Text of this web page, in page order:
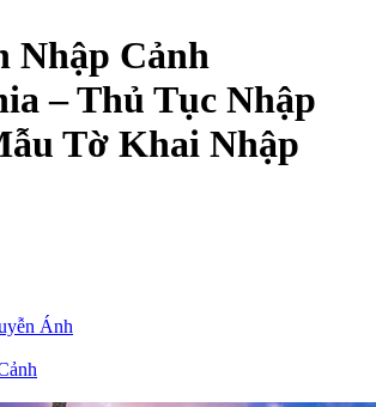
Nhập Cảnh
– Thủ Tục Nhập
Tờ Khai Nhập
Ánh